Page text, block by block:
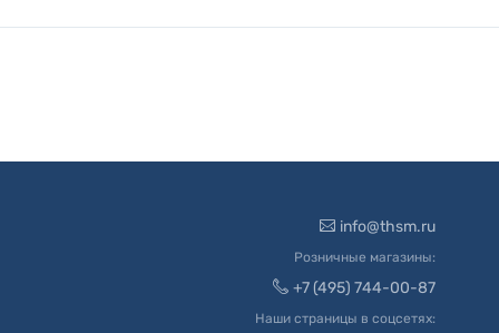
info@thsm.ru
Розничные магазины:
+7 (495) 744-00-87
Наши страницы в соцсетях: